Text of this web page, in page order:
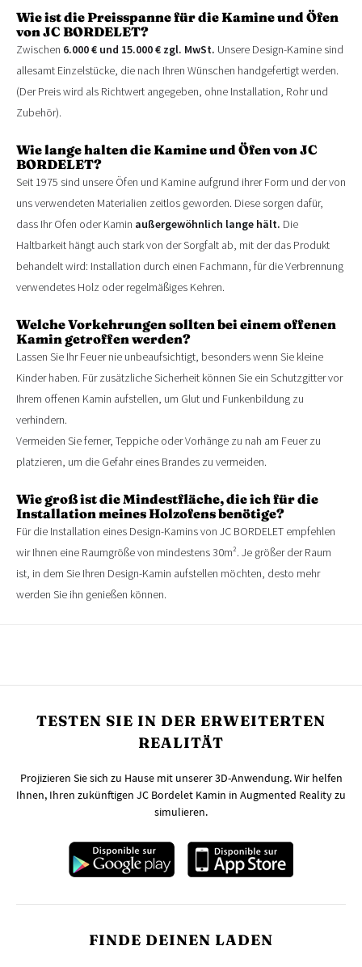
Wie ist die Preisspanne für die Kamine und Öfen
vonJC BORDELET?
Zwischen 6.000 € und 15.000 € zgl. MwSt. Unsere Design-Kamine sind
allesamt Einzelstücke, die nach Ihren Wünschen handgefertigt werden.
(Der Preis wird als Richtwert angegeben, ohne Installation, Rohr und
Zubehör).
Wie lange halten die Kamine und Öfen von JC
BORDELET?
Seit 1975 sind unsere Öfen und Kamine aufgrund ihrer Form und der von
uns verwendeten Materialien zeitlos geworden. Diese sorgen dafür,
dass Ihr Ofen oder Kamin außergewöhnlich lange hält. Die
Haltbarkeit hängt auch stark von der Sorgfalt ab, mit der das Produkt
behandelt wird: Installation durch einen Fachmann, für die Verbrennung
verwendetes Holz oder regelmäßiges Kehren.
Welche Vorkehrungen sollten bei einem offenen
Kamin getroffen werden?
Lassen Sie Ihr Feuer nie unbeaufsichtigt, besonders wenn Sie kleine
Kinder haben. Für zusätzliche Sicherheit können Sie ein Schutzgitter vor
Ihrem offenen Kamin aufstellen, um Glut und Funkenbildung zu
verhindern.
Vermeiden Sie ferner, Teppiche oder Vorhänge zu nah am Feuer zu
platzieren, um die Gefahr eines Brandes zu vermeiden.
Wie groß ist die Mindestfläche, die ich für die
Installation meines Holzofens benötige?
Für die Installation eines Design-Kamins von JC BORDELET empfehlen
wir Ihnen eine Raumgröße von mindestens 30m². Je größer der Raum
ist, in dem Sie Ihren Design-Kamin aufstellen möchten, desto mehr
werden Sie ihn genießen können.
TESTEN SIE IN DER ERWEITERTEN
REALITÄT
Projizieren Sie sich zu Hause mit unserer 3D-Anwendung. Wir helfen
Ihnen, Ihren zukünftigen JC Bordelet Kamin in Augmented Reality zu
simulieren.
FINDE DEINEN LADEN